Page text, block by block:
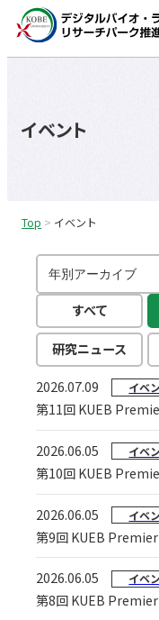
コ
イベント
Top > イベント
すべて
研究ニュース
2026.07.09 イベ
第11回 KUEB
2026.06.05 イベ
第10回 KUEB
2026.06.05 イベ
第9回 KUEB
2026.06.05 イベ
第8回 KUEB